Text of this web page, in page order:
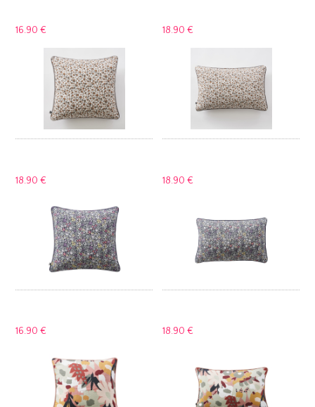
16.90 € 18.90 €
18.90 € 18.90 €
16.90 € 18.90 €